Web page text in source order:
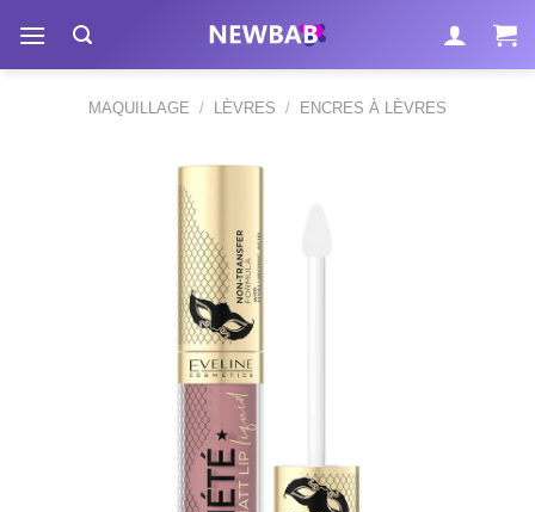
contenu
MAQUILLAGE / LÈVRES / ENCRES À LÈVRES